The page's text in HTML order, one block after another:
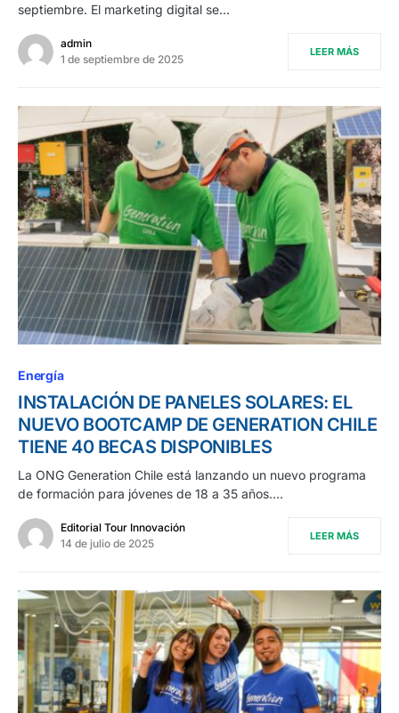
septiembre. El marketing digital se…
admin
1 de septiembre de 2025
LEER MÁS
Energía
INSTALACIÓN DE PANELES SOLARES: EL
NUEVO BOOTCAMP DE GENERATION CHILE
TIENE 40 BECAS DISPONIBLES
La ONG Generation Chile está lanzando un nuevo programa
de formación para jóvenes de 18 a 35 años.…
Editorial Tour Innovación
14 de julio de 2025
LEER MÁS